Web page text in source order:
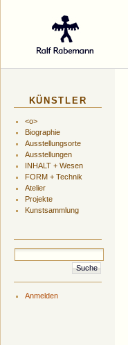
KÜNSTLER
<o>
Biographie
Ausstellungsorte
Ausstellungen
INHALT + Wesen
FORM + Technik
Atelier
Projekte
Kunstsammlung
Anmelden